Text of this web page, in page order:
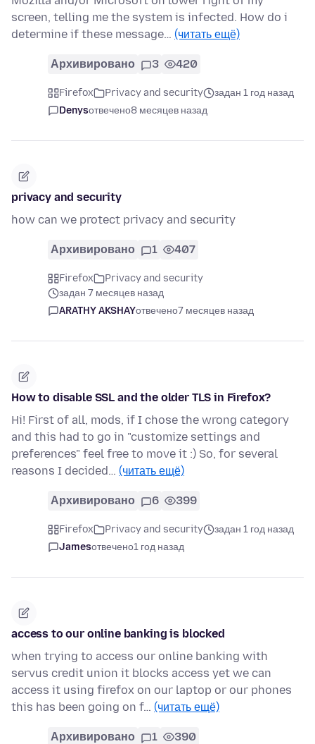
screen, telling me the system is infected. How do i
determine if these message… (читать ещё)
Архивировано 3 420
Firefox Privacy and security
задан 1 год назад
Denysотвечено8 месяцев назад
privacy and security
how can we protect privacy and security
Архивировано 1 407
Firefox
Privacy and security
задан 7 месяцев назад
ARATHY AKSHAYотвечено7 месяцев назад
How to disable SSL and the older TLS in Firefox?
Hi! First of all, mods, if I chose the wrong category
and this had to go in "customize settings and
preferences" feel free to move it :) So, for several
reasons I decided… (читать ещё)
Архивировано 6 399
Firefox Privacy and security
задан 1 год назад
Jamesотвечено1 год назад
access to our online banking is blocked
when trying to access our online banking with
servus credit union it blocks access yet we can
access it using firefox on our laptop or our phones
this has been going on f… (читать ещё)
Архивировано 1 390